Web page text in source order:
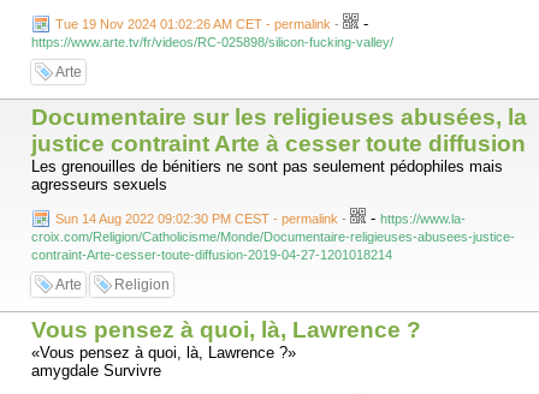
Tue 19 Nov 2024 01:02:26 AM CET - permalink - -
https://www.arte.tv/fr/videos/RC-025898/silicon-fucking-valley/
Arte
Documentaire sur les religieuses abusées, la
justice contraint Arte à cesser toute diffusion
Les grenouilles de bénitiers ne sont pas seulement pédophiles mais
agresseurs sexuels
Sun 14 Aug 2022 09:02:30 PM CEST - permalink - - https://www.la-
croix.com/Religion/Catholicisme/Monde/Documentaire-religieuses-abusees-justice-
contraint-Arte-cesser-toute-diffusion-2019-04-27-1201018214
Arte Religion
Vous pensez à quoi, là, Lawrence ?
«Vous pensez à quoi, là, Lawrence ?»
amygdale Survivre